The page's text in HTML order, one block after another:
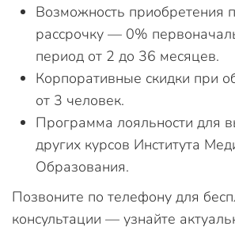
Возможность приобретения
рассрочку — 0%
период от 2 до 36 месяцев.
Корпоративные скидки при
от 3 человек.
Программа лояльности для
других курсов Института
Образования.
Позвоните по телефону для
консультации — узнайте